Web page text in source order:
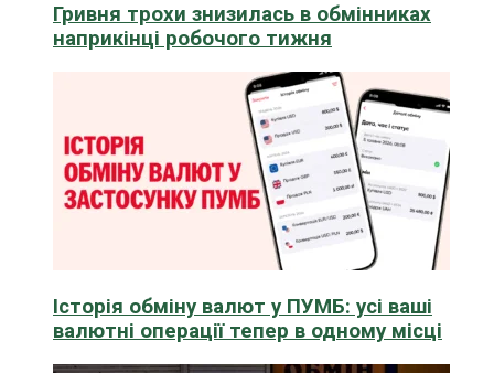
Гривня трохи знизилась в обмінниках
наприкінці робочого тижня
Історія обміну валют у ПУМБ: усі ваші
валютні операції тепер в одному місці